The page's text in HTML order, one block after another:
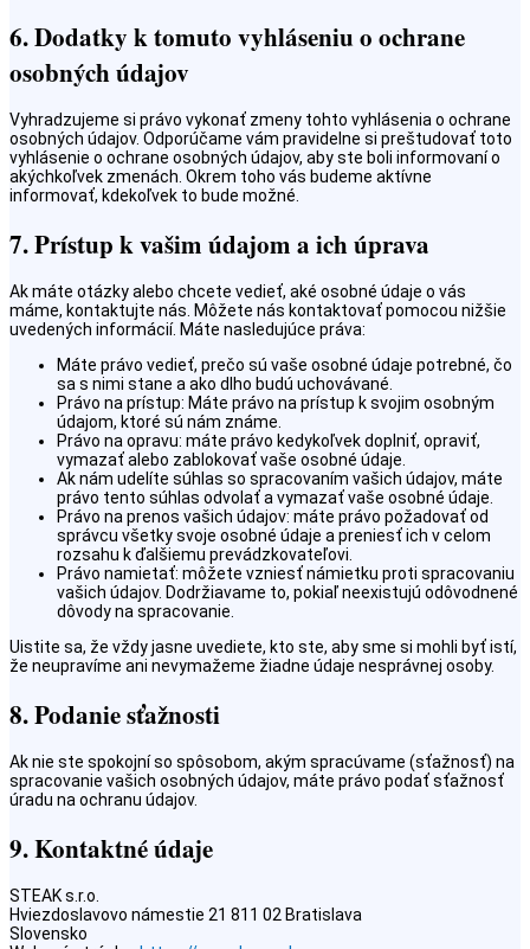
6. Dodatky k tomuto vyhláseniu o ochrane
osobných údajov
Vyhradzujeme si právo vykonať zmeny tohto vyhlásenia o ochrane
osobných údajov. Odporúčame vám pravidelne si preštudovať toto
vyhlásenie o ochrane osobných údajov, aby ste boli informovaní o
akýchkoľvek zmenách. Okrem toho vás budeme aktívne
informovať, kdekoľvek to bude možné.
7. Prístup k vašim údajom a ich úprava
Ak máte otázky alebo chcete vedieť, aké osobné údaje o vás
máme, kontaktujte nás. Môžete nás kontaktovať pomocou nižšie
uvedených informácií. Máte nasledujúce práva:
Máte právo vedieť, prečo sú vaše osobné údaje potrebné, čo
sa s nimi stane a ako dlho budú uchovávané.
Právo na prístup: Máte právo na prístup k svojim osobným
údajom, ktoré sú nám známe.
Právo na opravu: máte právo kedykoľvek doplniť, opraviť,
vymazať alebo zablokovať vaše osobné údaje.
Ak nám udelíte súhlas so spracovaním vašich údajov, máte
právo tento súhlas odvolať a vymazať vaše osobné údaje.
Právo na prenos vašich údajov: máte právo požadovať od
správcu všetky svoje osobné údaje a preniesť ich v celom
rozsahu k ďalšiemu prevádzkovateľovi.
Právo namietať: môžete vzniesť námietku proti spracovaniu
vašich údajov. Dodržiavame to, pokiaľ neexistujú odôvodnené
dôvody na spracovanie.
Uistite sa, že vždy jasne uvediete, kto ste, aby sme si mohli byť istí,
že neupravíme ani nevymažeme žiadne údaje nesprávnej osoby.
8. Podanie sťažnosti
Ak nie ste spokojní so spôsobom, akým spracúvame (sťažnosť) na
spracovanie vašich osobných údajov, máte právo podať sťažnosť
úradu na ochranu údajov.
9. Kontaktné údaje
STEAK s.r.o.
Hviezdoslavovo námestie 21 811 02 Bratislava
Slovensko